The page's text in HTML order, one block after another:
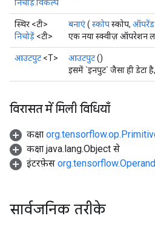
निचोड़.विकल्प
स्थिर <टी>
निचोड़ें <टी>
बनाएं( स्कोपस्कोप, ऑपरेंड
एक नया स्क्वीज़ ऑपरेशन
आउटपुट <T> आउटपुट()
इसमें `इनपुट` जैसा ही डेटा
विरासत में मिली विधियाँ
कक्षा
कक्षा java.lang.Object से
इंटरफ़ेस org.tensorflow.Operand
सार्वजनिक तरीके